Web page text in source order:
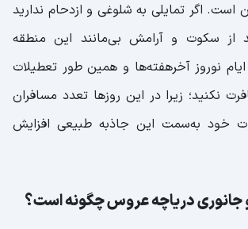
است. اگر تمایلی به شلوغی و ازدحام ندارید
از سکوت و آرامش بی‌مانند این منطقه
نوروز آخرهفته‌ها و همین طور تعطیلات
نکنید؛ زیرا در این روز‌ها تعدد مسافران
خود به‌سمت این جاذبه طبیعی افزایش
دریاچه عروس چگونه است؟